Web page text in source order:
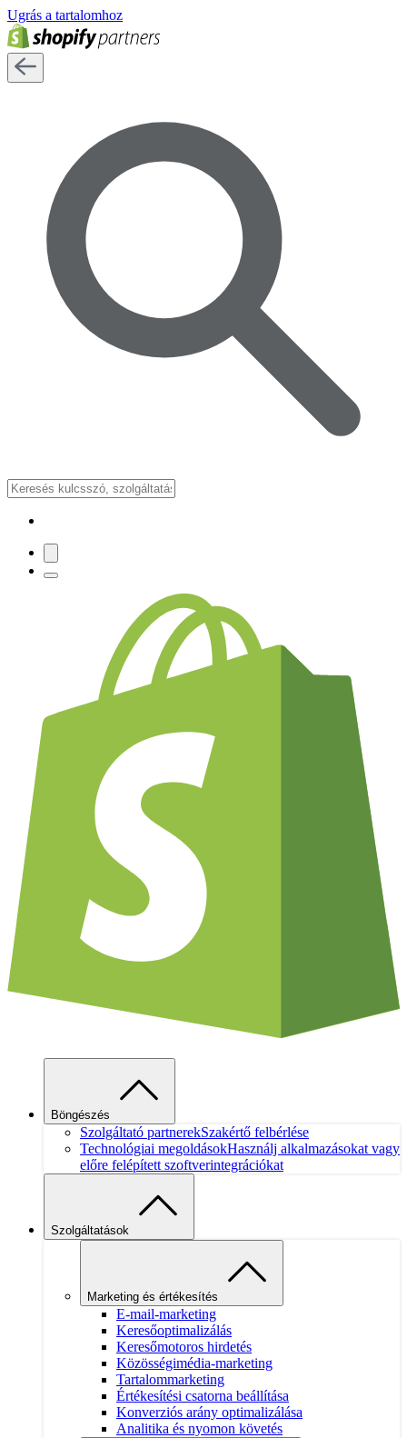
Ugrás a tartalomhoz
Böngészés
Szolgáltató partnerekSzakértő felbérlése
Technológiai megoldásokHasználj alkalmazásokat vagy
előre felépített szoftverintegrációkat
Szolgáltatások
Marketing és értékesítés
E-mail-marketing
Keresőoptimalizálás
Keresőmotoros hirdetés
Közösségimédia-marketing
Tartalommarketing
Értékesítési csatorna beállítása
Konverziós arány optimalizálása
Analitika és nyomon követés